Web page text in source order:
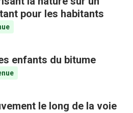
pour les habitants
enfants du bitume
le long de la voie